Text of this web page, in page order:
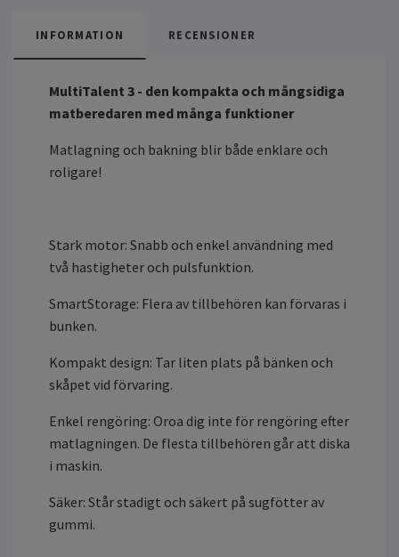
INFORMATION RECENSIONER
MultiTalent 3 - den kompakta och mångsidiga
matberedaren med många funktioner
Matlagning och bakning blir både enklare och
roligare!
Stark motor: Snabb och enkel användning med
två hastigheter och pulsfunktion.
SmartStorage: Flera av tillbehören kan förvaras i
bunken.
Kompakt design: Tar liten plats på bänken och
skåpet vid förvaring.
Enkel rengöring: Oroa dig inte för rengöring efter
matlagningen. De flesta tillbehören går att diska
i maskin.
Säker: Står stadigt och säkert på sugfötter av
gummi.